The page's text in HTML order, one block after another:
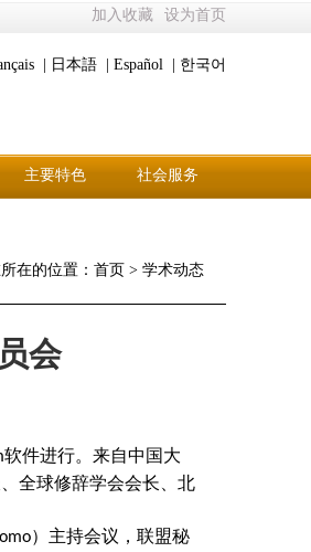
设为首页
加入收藏
| 日本語 | Español | 한국어
主要特色 社会服务
在的位置： 首页 > 学术动态
会
软件进行。来自中国大
全球修辞学会会长、北
）主持会议，联盟秘